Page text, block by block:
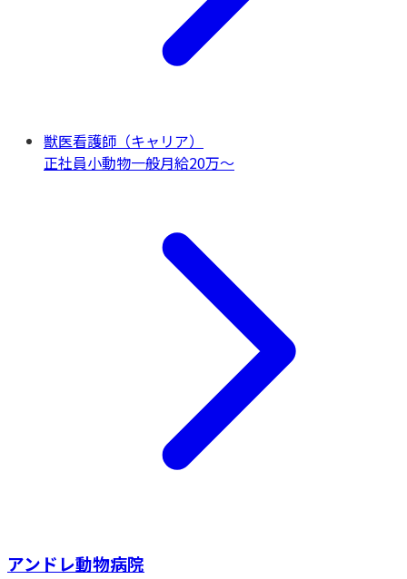
獣医看護師（キャリア）
正社員小動物一般月給20万〜
アンドレ動物病院